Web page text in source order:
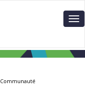
Communauté